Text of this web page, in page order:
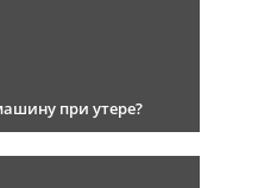
при утере?